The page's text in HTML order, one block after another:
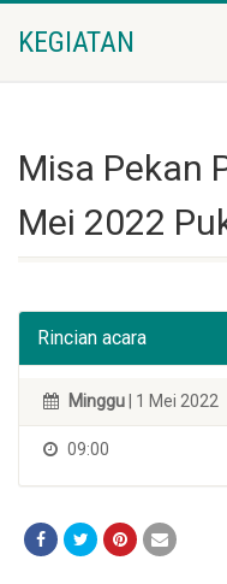
KEGIATAN
Misa Pekan
Mei 2022
Rincian acara
Minggu | 1 Mei 2022
09:00